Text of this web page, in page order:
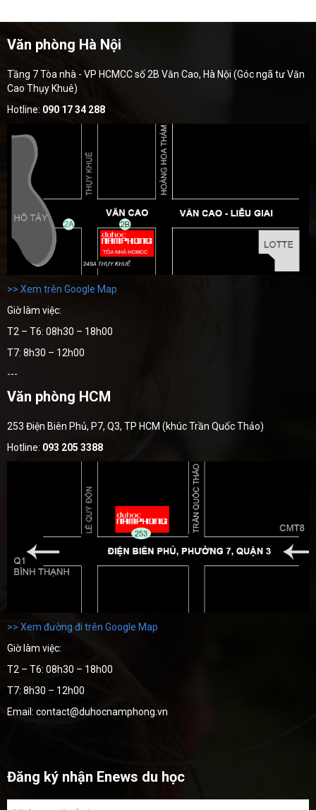
Văn phòng Hà Nội
Tầng 7 Tòa nhà - VP HCMCC số 2B Văn Cao, Hà Nội (Góc ngã tư Văn
Cao Thụy Khuê)
Hotline: 090 17 34 288
>> Xem trên Google Map
Giờ làm việc:
T2 – T6: 08h30 – 18h00
T7: 8h30 – 12h00
---
Văn phòng HCM
253 Điện Biên Phủ, P7, Q3, TP HCM (khúc Trần Quốc Thảo)
Hotline: 093 205 3388
>> Xem đường đi trên Google Map
Giờ làm việc:
T2 – T6: 08h30 – 18h00
T7: 8h30 – 12h00
Email: contact@duhocnamphong.vn
Đăng ký nhận Enews du học